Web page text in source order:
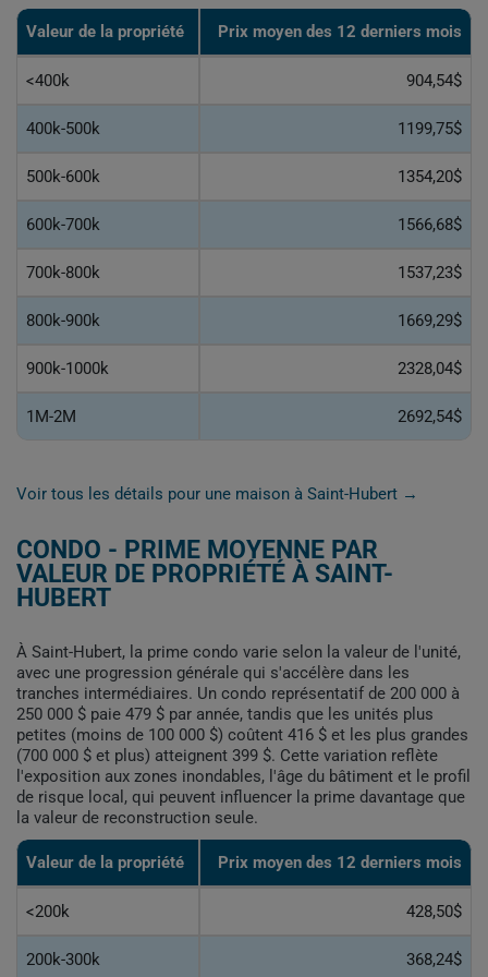
Valeur de la propriété Prix moyen des 12 derniers mois
<400k 904,54$
400k-500k 1199,75$
500k-600k 1354,20$
600k-700k 1566,68$
700k-800k 1537,23$
800k-900k 1669,29$
900k-1000k 2328,04$
1M-2M 2692,54$
Voir tous les détails pour une maison à Saint-Hubert →
CONDO - PRIME MOYENNE PAR
VALEUR DE PROPRIÉTÉ À SAINT-
HUBERT
À Saint-Hubert, la prime condo varie selon la valeur de l'unité,
avec une progression générale qui s'accélère dans les
tranches intermédiaires. Un condo représentatif de 200 000 à
250 000 $ paie 479 $ par année, tandis que les unités plus
petites (moins de 100 000 $) coûtent 416 $ et les plus grandes
(700 000 $ et plus) atteignent 399 $. Cette variation reflète
l'exposition aux zones inondables, l'âge du bâtiment et le profil
de risque local, qui peuvent influencer la prime davantage que
la valeur de reconstruction seule.
Valeur de la propriété Prix moyen des 12 derniers mois
<200k 428,50$
200k-300k 368,24$